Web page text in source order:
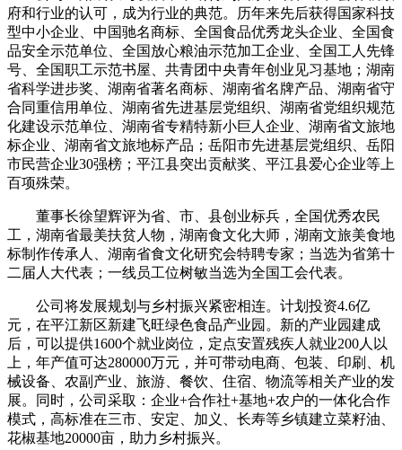
府和行业的认可，成为行业的典范。历年来先后获得国家科技
型中小企业、中国驰名商标、全国食品优秀龙头企业、全国食
品安全示范单位、全国放心粮油示范加工企业、全国工人先锋
号、全国职工示范书屋、共青团中央青年创业见习基地；湖南
省科学进步奖、湖南省著名商标、湖南省名牌产品、湖南省守
合同重信用单位、湖南省先进基层党组织、湖南省党组织规范
化建设示范单位、湖南省专精特新小巨人企业、湖南省文旅地
标企业、湖南省文旅地标产品；岳阳市先进基层党组织、岳阳
市民营企业30强榜；平江县突出贡献奖、平江县爱心企业等上
百项殊荣。
董事长徐望辉评为省、市、县创业标兵，全国优秀农民
工，湖南省最美扶贫人物，湖南食文化大师，湖南文旅美食地
标制作传承人、湖南省食文化研究会特聘专家；当选为省第十
二届人大代表；一线员工位树敏当选为全国工会代表。
公司将发展规划与乡村振兴紧密相连。计划投资4.6亿
元，在平江新区新建飞旺绿色食品产业园。新的产业园建成
后，可以提供1600个就业岗位，定点安置残疾人就业200人以
上，年产值可达280000万元，并可带动电商、包装、印刷、机
械设备、农副产业、旅游、餐饮、住宿、物流等相关产业的发
展。同时，公司采取：企业+合作社+基地+农户的一体化合作
模式，高标准在三市、安定、加义、长寿等乡镇建立菜籽油、
花椒基地20000亩，助力乡村振兴。